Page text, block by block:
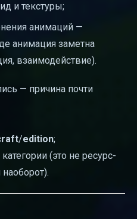
и текстуры;
анимаций —
анимация заметна
взаимодействие).
— причина почти
/edition;
(это не ресурс-
наоборот).